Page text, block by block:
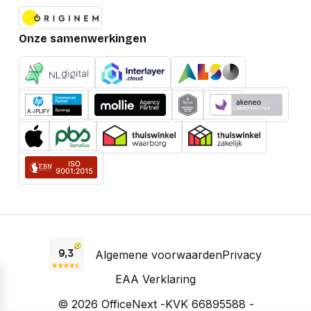
Onze samenwerkingen
Algemene voorwaardenPrivacy
EAA Verklaring
© 2026 OfficeNext -KVK 66895588 -